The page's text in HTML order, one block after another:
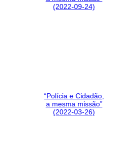
(2022-09-24)
“Polícia e Cidadão,
a mesma missão”
(2022-03-26)